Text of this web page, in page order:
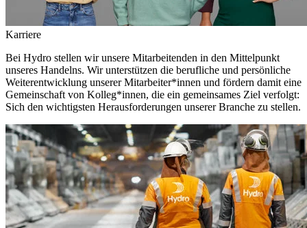
Karriere
Bei Hydro stellen wir unsere Mitarbeitenden in den Mittelpunkt
unseres Handelns. Wir unterstützen die berufliche und persönliche
Weiterentwicklung unserer Mitarbeiter*innen und fördern damit eine
Gemeinschaft von Kolleg*innen, die ein gemeinsames Ziel verfolgt:
Sich den wichtigsten Herausforderungen unserer Branche zu stellen.